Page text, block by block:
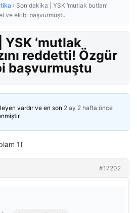
› Son dakika | YSK ‘mutlak butlan’
ve ekibi başvurmuştu
‘mutlak
reddetti! Özgür
başvurmuştu
vardır ve en son 2 ay 2 hafta önce
1)
#17202